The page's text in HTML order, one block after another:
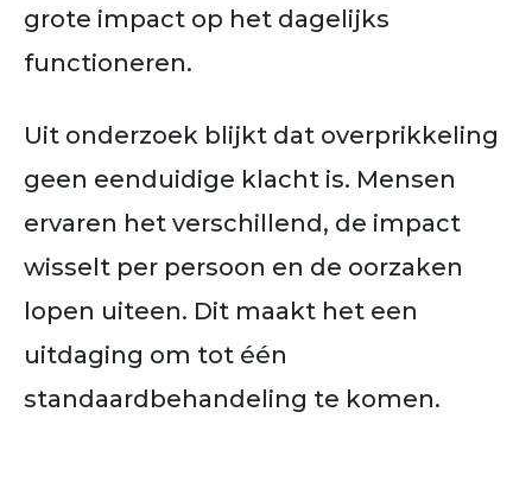
grote impact op het dagelijks
functioneren.
Uit onderzoek blijkt dat overprikkeling
geen eenduidige klacht is. Mensen
ervaren het verschillend, de impact
wisselt per persoon en de oorzaken
lopen uiteen. Dit maakt het een
uitdaging om tot één
standaardbehandeling te komen.